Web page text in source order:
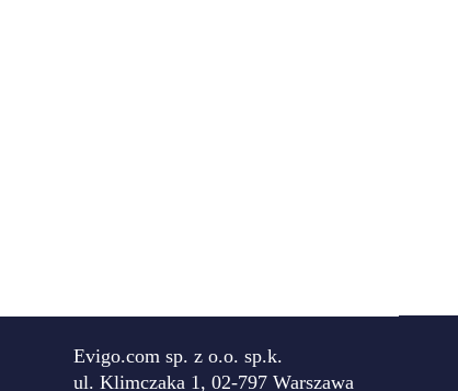
Evigo.com sp. z o.o. sp.k.
ul. Klimczaka 1, 02-797 Warszawa